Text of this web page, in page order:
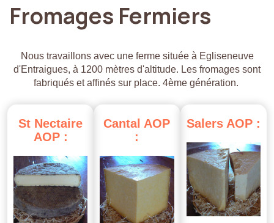
Fromages Fermiers
Nous travaillons avec une ferme située à Egliseneuve
d'Entraigues, à 1200 mètres d'altitude. Les fromages sont
fabriqués et affinés sur place. 4ème génération.
St Nectaire
AOP :
Cantal AOP
:
Salers AOP :